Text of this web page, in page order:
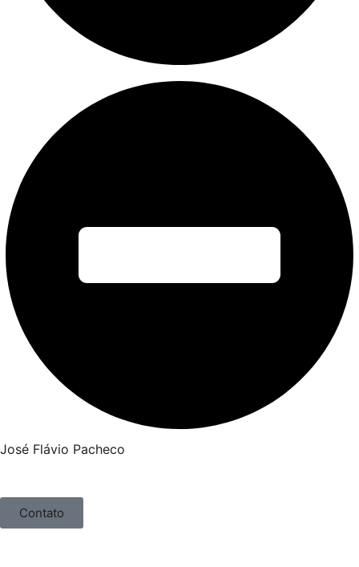
José Flávio Pacheco
Contato